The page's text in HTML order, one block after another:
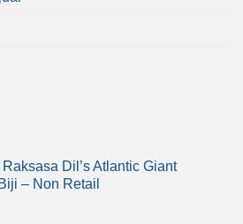
Dil’s Atlantic Giant
– Non Retail